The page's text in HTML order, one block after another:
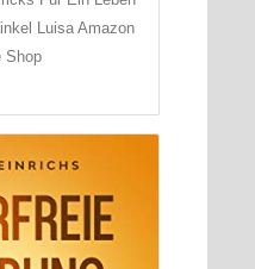
Luisa Amazon
Shop